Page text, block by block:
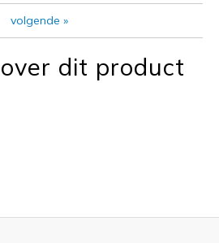
full size too big
volgende »
dit product